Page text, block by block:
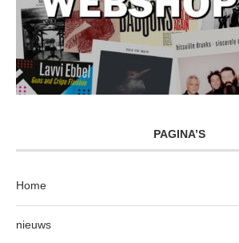
PAGINA’S
Home
nieuws